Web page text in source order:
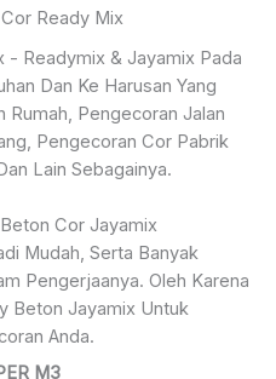
Ready Mix
- Readymix & Jayamix Pada
Dan Ke Harusan Yang
Rumah, Pengecoran Jalan
Pengecoran Cor Pabrik
Lain Sebagainya.
Cor Jayamix
Mudah, Serta Banyak
Pengerjaanya. Oleh Karena
Beton Jayamix Untuk
Anda.
M3